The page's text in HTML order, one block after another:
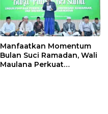
Manfaatkan Momentum
Bulan Suci Ramadan, Wali
Maulana Perkuat